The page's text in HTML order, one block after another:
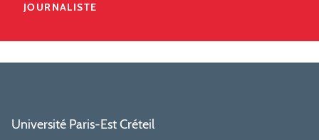
JOURNALISTE
Université Paris-Est Créteil